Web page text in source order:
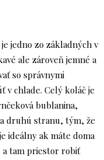
je jedno zo základných v
ale zároveň jemné a
so správnymi
v chlade. Celý koláč je
bublanina,
druhú stranu, tým, že
ideálny ak máte doma
a tam priestor robiť